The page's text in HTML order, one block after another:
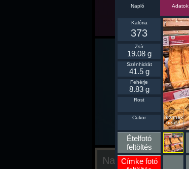
Nap kiértékelése
Napló Adatok
Ikonnak
beállít
Kalória
373
Zsír
19.08 g
Szénhidrát
41.5 g
Fehérje
8.83 g
Rost
Cukor
Ételfotó
feltöltés
Címke fotó